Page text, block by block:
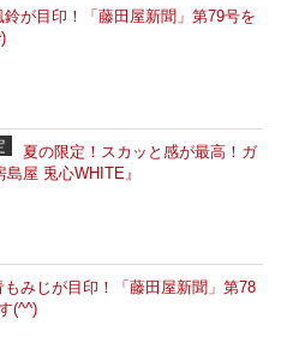
鈴が目印！「藤田屋新聞」第79号を
夏の限定！スカッと感が最高！ガ
屋 兎心WHITE』
もみじが目印！「藤田屋新聞」第78
(^^)